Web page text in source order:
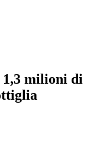
1,3 milioni di